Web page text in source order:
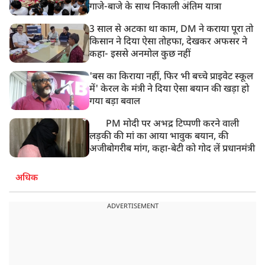
गाजे-बाजे के साथ निकाली अंतिम यात्रा
3 साल से अटका था काम, DM ने कराया पूरा तो
किसान ने दिया ऐसा तोहफा, देखकर अफसर ने
कहा- इससे अनमोल कुछ नहीं
'बस का किराया नहीं, फिर भी बच्चे प्राइवेट स्कूल
में' केरल के मंत्री ने दिया ऐसा बयान की खड़ा हो
गया बड़ा बवाल
PM मोदी पर अभद्र टिप्पणी करने वाली
लड़की की मां का आया भावुक बयान, की
अजीबोगरीब मांग, कहा-बेटी को गोद लें प्रधानमंत्री
अधिक
ADVERTISEMENT